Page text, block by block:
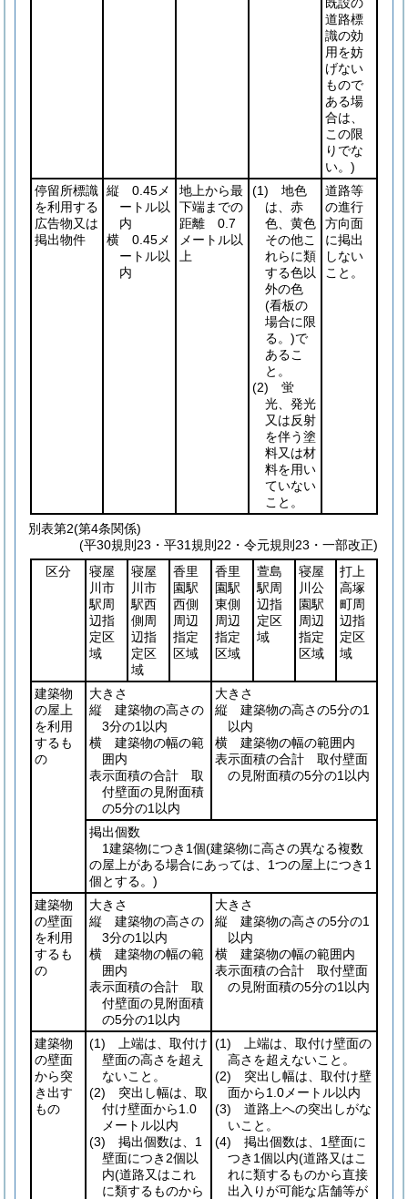
道路標
識の効
用を妨
げない
もので
ある場
合は、
この限
りでな
い。)
停留所標識
を利用する
広告物又は
掲出物件
縦 0.45メ
ートル以
内
横 0.45メ
ートル以
内
地上から最
下端までの
距離 0.7
メートル以
上
(1) 地色
は、赤
色、黄色
その他こ
れらに類
する色以
外の色
(看板の
場合に限
る。)で
あるこ
と。
(2) 蛍
光、発光
又は反射
を伴う塗
料又は材
料を用い
ていない
こと。
道路等
の進行
方向面
に掲出
しない
こと。
別表第2(第4条関係)
(平30規則23・平31規則22・令元規則23・一部改正)
区分
寝屋
川市
駅周
辺指
定区
域
寝屋
川市
駅西
側周
辺指
定区
域
香里
園駅
西側
周辺
指定
区域
香里
園駅
東側
周辺
指定
区域
萱島
駅周
辺指
定区
域
寝屋
川公
園駅
周辺
指定
区域
打上
高塚
町周
辺指
定区
域
建築物
の屋上
を利用
するも
の
大きさ
縦 建築物の高さの
3分の1以内
横 建築物の幅の範
囲内
表示面積の合計 取
付壁面の見附面積
の5分の1以内
大きさ
縦 建築物の高さの5分の1
以内
横 建築物の幅の範囲内
表示面積の合計 取付壁面
の見附面積の5分の1以内
掲出個数
1建築物につき1個(建築物に高さの異なる複数
の屋上がある場合にあっては、1つの屋上につき1
個とする。)
建築物
の壁面
を利用
するも
の
大きさ
縦 建築物の高さの
3分の1以内
横 建築物の幅の範
囲内
表示面積の合計 取
付壁面の見附面積
の5分の1以内
大きさ
縦 建築物の高さの5分の1
以内
横 建築物の幅の範囲内
表示面積の合計 取付壁面
の見附面積の5分の1以内
建築物
の壁面
から突
き出す
もの
(1) 上端は、取付け
壁面の高さを超え
ないこと。
(2) 突出し幅は、取
付け壁面から1.0
メートル以内
(3) 掲出個数は、1
壁面につき2個以
内(道路又はこれ
に類するものから
(1) 上端は、取付け壁面の
高さを超えないこと。
(2) 突出し幅は、取付け壁
面から1.0メートル以内
(3) 道路上への突出しがな
いこと。
(4) 掲出個数は、1壁面に
つき1個以内(道路又はこ
れに類するものから直接
出入りが可能な店舗等が